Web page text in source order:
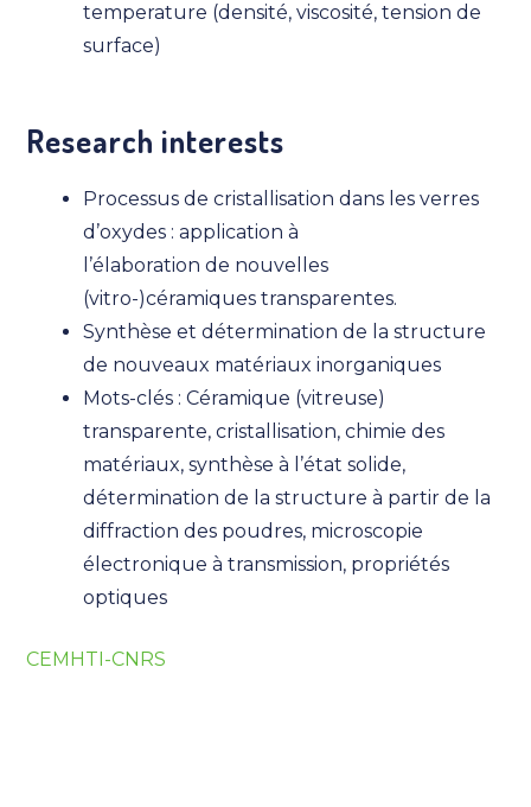
temperature (densité, viscosité, tension de
surface)
Research interests
Processus de cristallisation dans les verres
d’oxydes : application à
l’élaboration de nouvelles
(vitro-)céramiques transparentes.
Synthèse et détermination de la structure
de nouveaux matériaux inorganiques
Mots-clés : Céramique (vitreuse)
transparente, cristallisation, chimie des
matériaux, synthèse à l’état solide,
détermination de la structure à partir de la
diffraction des poudres, microscopie
électronique à transmission, propriétés
optiques
CEMHTI-CNRS